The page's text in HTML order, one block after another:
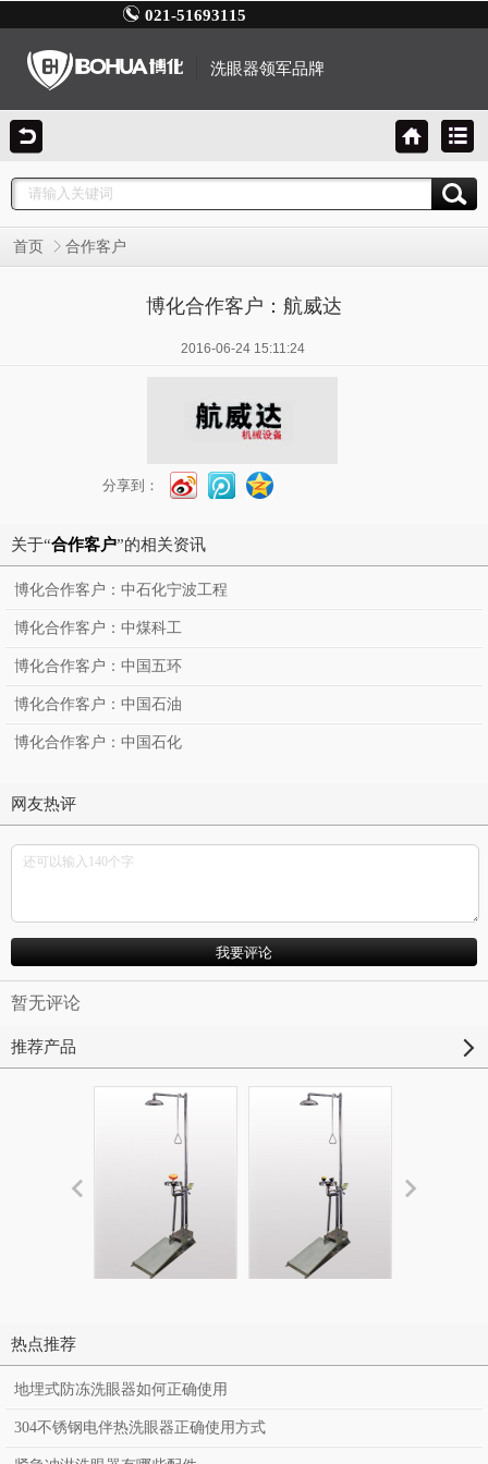
021-51693115
洗眼器领军品牌
首页 合作客户
博化合作客户：航威达
2016-06-24 15:11:24
分享到：
关于“合作客户”的相关资讯
博化合作客户：中石化宁波工程
博化合作客户：中煤科工
博化合作客户：中国五环
博化合作客户：中国石油
博化合作客户：中国石化
网友热评
暂无评论
推荐产品
眼器BH30-5012T
热点推荐
地埋式防冻洗眼器如何正确使用
304不锈钢电伴热洗眼器正确使用方式